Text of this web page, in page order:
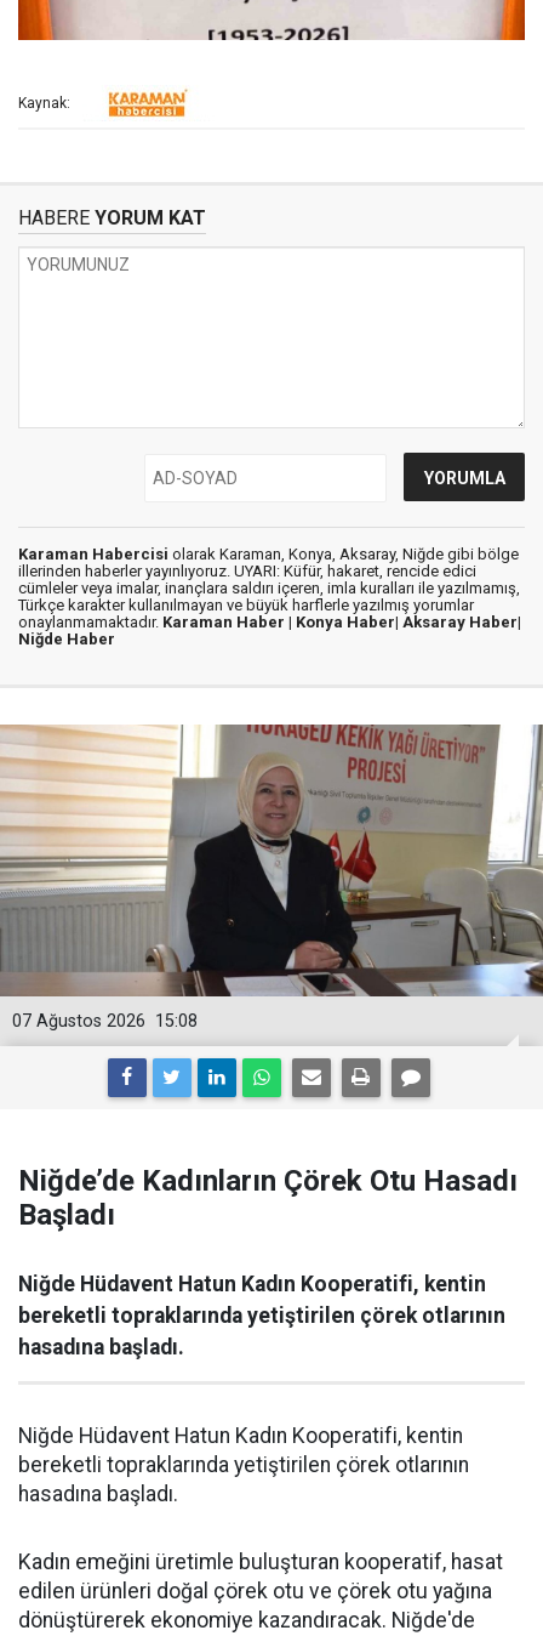
Kaynak:
HABERE YORUM KAT
Karaman Habercisi olarak Karaman, Konya, Aksaray, Niğde gibi bölge
illerinden haberler yayınlıyoruz. UYARI: Küfür, hakaret, rencide edici
cümleler veya imalar, inançlara saldırı içeren, imla kuralları ile yazılmamış,
Türkçe karakter kullanılmayan ve büyük harflerle yazılmış yorumlar
onaylanmamaktadır. Karaman Haber | Konya Haber| Aksaray Haber|
Niğde Haber
15:08
07 Ağustos 2026
Niğde’de Kadınların Çörek Otu Hasadı
Başladı
Niğde Hüdavent Hatun Kadın Kooperatifi, kentin
bereketli topraklarında yetiştirilen çörek otlarının
hasadına başladı.
Niğde Hüdavent Hatun Kadın Kooperatifi, kentin
bereketli topraklarında yetiştirilen çörek otlarının
hasadına başladı.
Kadın emeğini üretimle buluşturan kooperatif, hasat
edilen ürünleri doğal çörek otu ve çörek otu yağına
dönüştürerek ekonomiye kazandıracak. Niğde'de